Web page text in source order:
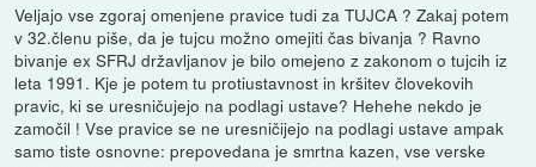
Veljajo vse zgoraj omenjene pravice tudi za TUJCA ? Zakaj potem
v 32.členu piše, da je tujcu možno omejiti čas bivanja ? Ravno
bivanje ex SFRJ državljanov je bilo omejeno z zakonom o tujcih iz
leta 1991. Kje je potem tu protiustavnost in kršitev človekovih
pravic, ki se uresničujejo na podlagi ustave? Hehehe nekdo je
zamočil ! Vse pravice se ne uresničijejo na podlagi ustave ampak
samo tiste osnovne: prepovedana je smrtna kazen, vse verske